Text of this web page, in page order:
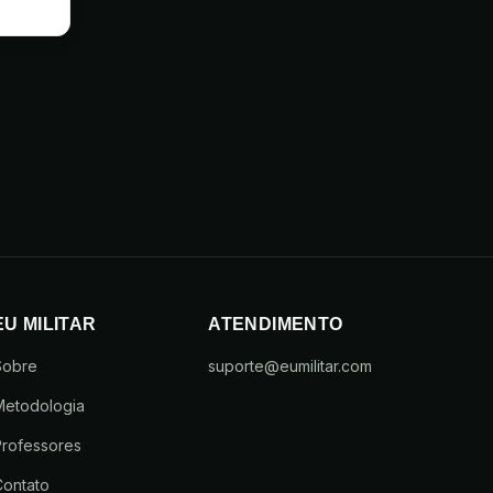
MILITAR ATENDIMENTO
suporte@eumilitar.com